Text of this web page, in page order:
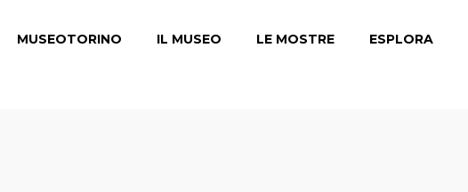
MUSEOTORINO IL MUSEO LE MOSTRE ESPLORA